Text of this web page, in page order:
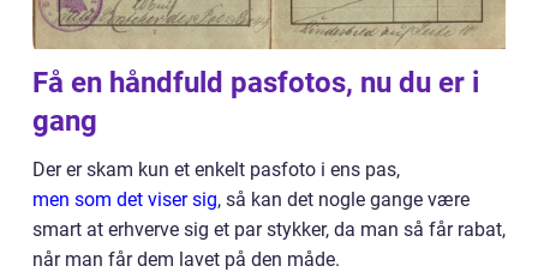
Få en håndfuld pasfotos, nu du er i
gang
Der er skam kun et enkelt pasfoto i ens pas,
men som det viser sig, så kan det nogle gange være
smart at erhverve sig et par stykker, da man så får rabat,
når man får dem lavet på den måde.